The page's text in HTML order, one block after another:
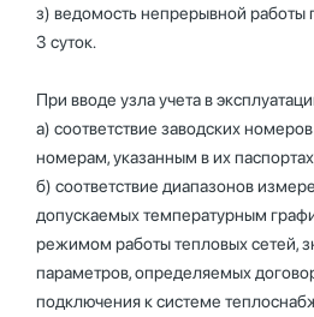
з) ведомость непрерывной работы
3 суток.
При вводе узла учета в
а) соответствие заводских
номерам, указанным в их
б) соответствие диапазонов
допускаемых температурным
режимом работы тепловых сетей,
параметров, определяемых
подключения к системе